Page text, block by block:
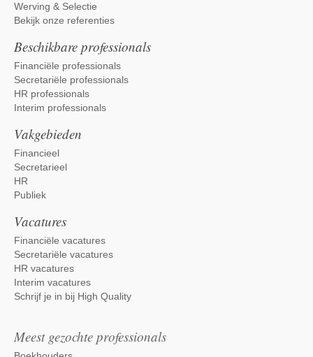
Werving & Selectie
Bekijk onze referenties
Beschikbare professionals
Financiële professionals
Secretariële professionals
HR professionals
Interim professionals
Vakgebieden
Financieel
Secretarieel
HR
Publiek
Vacatures
Financiële vacatures
Secretariële vacatures
HR vacatures
Interim vacatures
Schrijf je in bij High Quality
Meest gezochte professionals